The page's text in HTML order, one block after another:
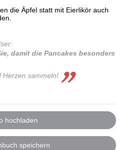
die Äpfel statt mit Eierlikör auch
damit die Pancakes besonders
Herzen sammeln!
hochladen
speichern